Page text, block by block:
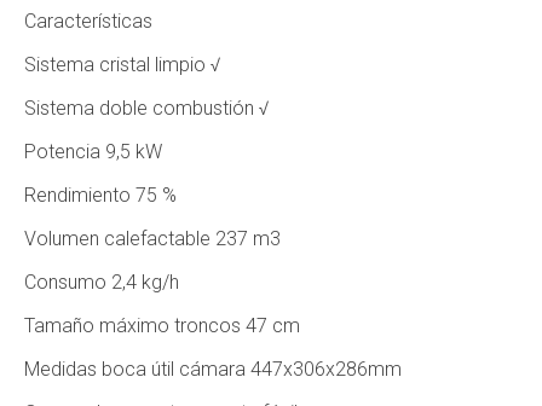
Características
Sistema cristal limpio √
Sistema doble combustión √
Potencia 9,5 kW
Rendimiento 75 %
Volumen calefactable 237 m3
Consumo 2,4 kg/h
Tamaño máximo troncos 47 cm
Medidas boca útil cámara 447x306x286mm